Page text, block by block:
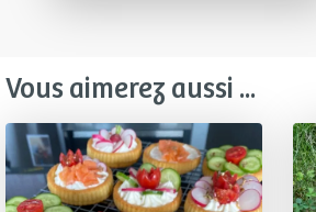
Vous aimerez aussi ...